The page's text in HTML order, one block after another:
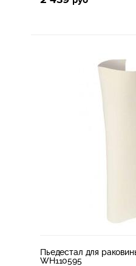
Пьедестал для
WH110595